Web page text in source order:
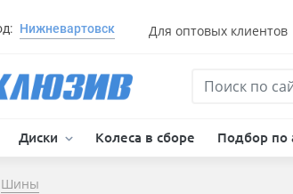
Нижневартовск Для оптовых клиентов
Диски Колеса в сборе Подбор по
Шины